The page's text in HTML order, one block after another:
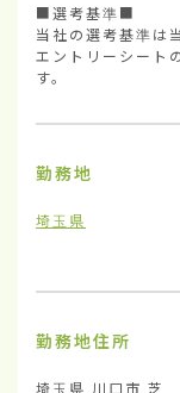
■選考基準■
当社の選考基準は
エントリーシート
す。
勤務地
埼玉県
勤務地住所
埼玉県 川口市 芝